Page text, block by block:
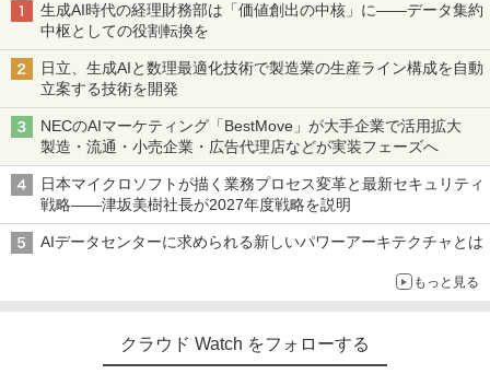
生成AI時代の経理財務部は「価値創出の中核」に――データ集約
中枢としての役割転換を
日立、生成AIと数理最適化技術で製造業の生産ライン構成を自動
立案する技術を開発
NECのAIマーケティング「BestMove」が大手企業で活用拡大
製造・流通・小売企業・広告代理店などが実装フェーズへ
日本マイクロソフトが描く業務プロセス変革と最新セキュリティ
戦略――津坂美樹社長が2027年度戦略を説明
AIデータセンターに求められる新しいパワーアーキテクチャとは
もっと見る
クラウド Watch をフォローする